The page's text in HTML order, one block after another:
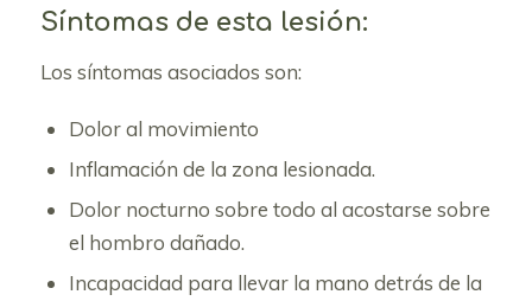
Síntomas de esta lesión:
Los síntomas asociados son:
Dolor al movimiento
Inflamación de la zona lesionada.
Dolor nocturno sobre todo al acostarse sobre
el hombro dañado.
Incapacidad para llevar la mano detrás de la